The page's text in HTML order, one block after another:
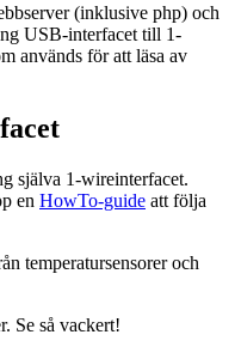
(inklusive php) och
USB-interfacet till 1-
används för att läsa av
själva 1-wireinterfacet.
en HowTo-guide att följa
temperatursensorer och
Se så vackert!